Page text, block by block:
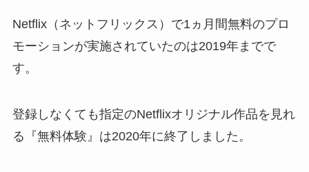
Netflix（ネットフリックス）で1ヵ月間無料のプロ
モーションが実施されていたのは2019年までで
す。
登録しなくても指定のNetflixオリジナル作品を見れ
る『無料体験』は2020年に終了しました。